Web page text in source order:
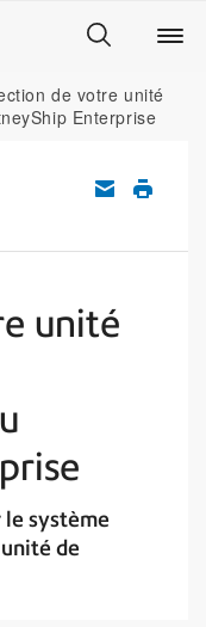
de votre unité
Enterprise
unité
système
de